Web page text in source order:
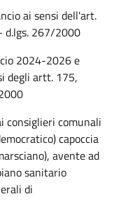
ai sensi dell'art.
d.lgs. 267/2000
2024-2026 e
degli artt. 175,
consiglieri comunali
capoccia
avente ad
sanitario
di